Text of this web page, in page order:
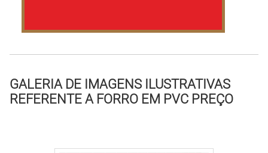
GALERIA DE IMAGENS ILUSTRATIVAS
REFERENTE A FORRO EM PVC PREÇO